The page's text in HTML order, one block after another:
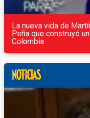
La nueva vida de
Peña que construyó
Colombia